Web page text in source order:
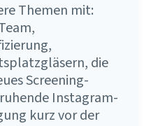
Themen mit:
die
Screening-
Instagram-
kurz vor der